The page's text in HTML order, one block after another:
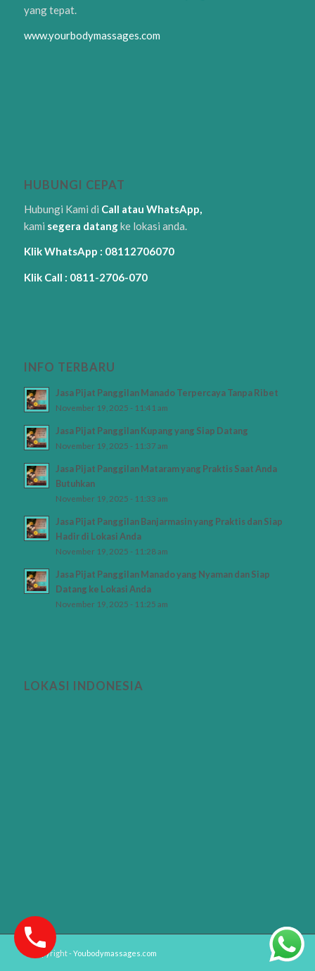
yang tepat.
www.yourbodymassages.com
HUBUNGI CEPAT
Hubungi Kami di Call atau WhatsApp,
kami segera datangke lokasi anda.
Klik WhatsApp : 08112706070
Klik Call : 0811-2706-070
INFO TERBARU
Jasa Pijat Panggilan Manado Terpercaya Tanpa Ribet
November 19, 2025 - 11:41 am
Jasa Pijat Panggilan Kupang yang Siap Datang
November 19, 2025 - 11:37 am
Jasa Pijat Panggilan Mataram yang Praktis Saat Anda
Butuhkan
November 19, 2025 - 11:33 am
Jasa Pijat Panggilan Banjarmasin yang Praktis dan Siap
Hadir di Lokasi Anda
November 19, 2025 - 11:28 am
Jasa Pijat Panggilan Manado yang Nyaman dan Siap
Datang ke Lokasi Anda
November 19, 2025 - 11:25 am
LOKASI INDONESIA
© Copyright -Youbodymassages.com